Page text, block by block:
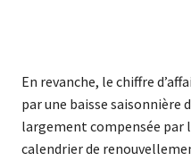
En revanche, le chiffre
par une baisse
largement compensée par
calendrier de